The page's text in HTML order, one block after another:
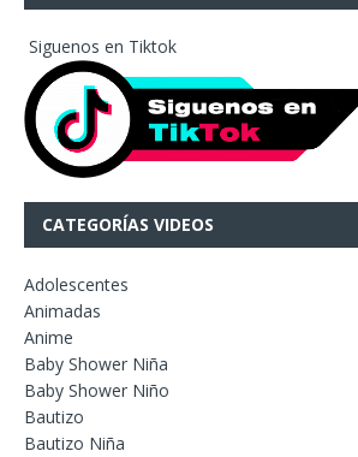
Siguenos en Tiktok
CATEGORÍAS VIDEOS
Adolescentes
Animadas
Anime
Baby Shower Niña
Baby Shower Niño
Bautizo
Bautizo Niña